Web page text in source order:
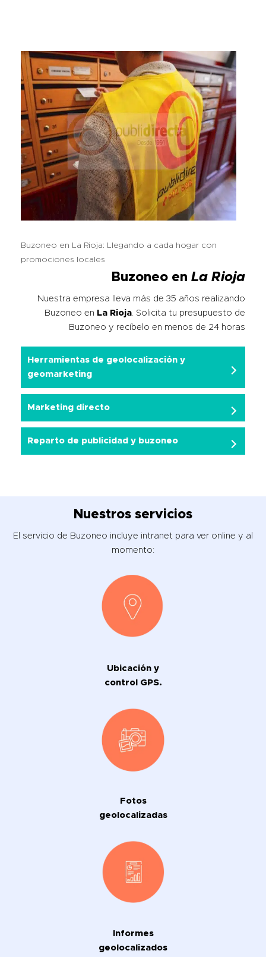
Buzoneo en La Rioja: Llegando a cada hogar con
promociones locales
Buzoneo en La Rioja
Nuestra empresa lleva más de 35 años realizando
Buzoneo en La Rioja . Solicita tu presupuesto de
Buzoneo y recíbelo en menos de 24 horas
Herramientas de geolocalización y
geomarketing
Marketing directo
Reparto de publicidad y buzoneo
Nuestros servicios
El servicio de Buzoneo incluye intranet para ver online y al
momento:
Ubicación y
control GPS.
Fotos
geolocalizadas
Informes
geolocalizados